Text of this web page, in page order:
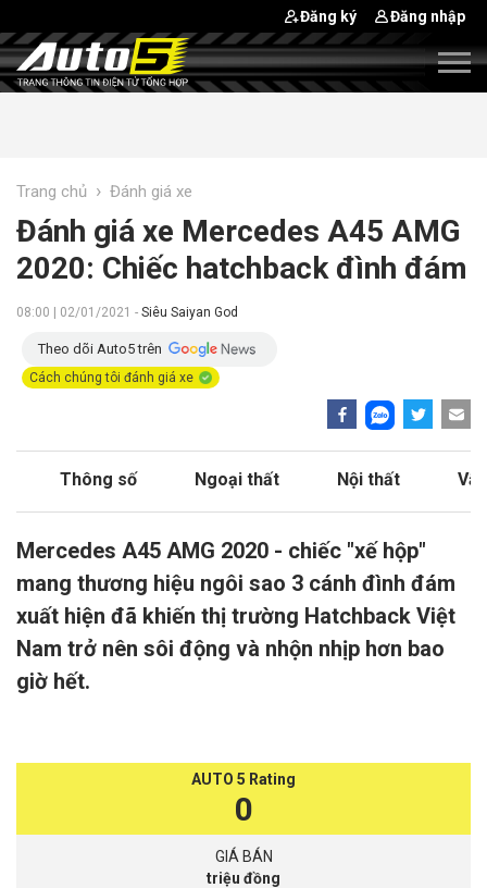
Đăng ký Đăng nhập
Trang chủ › Đánh giá xe
Đánh giá xe Mercedes A45 AMG
2020: Chiếc hatchback đình đám
08:00 | 02/01/2021 - Siêu Saiyan God
Theo dõi Auto5 trên
Cách chúng tôi đánh giá xe
Thông số Ngoại thất Nội thất
Mercedes A45 AMG 2020 - chiếc "xế hộp"
mang thương hiệu ngôi sao 3 cánh đình đám
xuất hiện đã khiến thị trường Hatchback Việt
Nam trở nên sôi động và nhộn nhịp hơn bao
giờ hết.
AUTO 5 Rating
0
GIÁ BÁN
triệu đồng